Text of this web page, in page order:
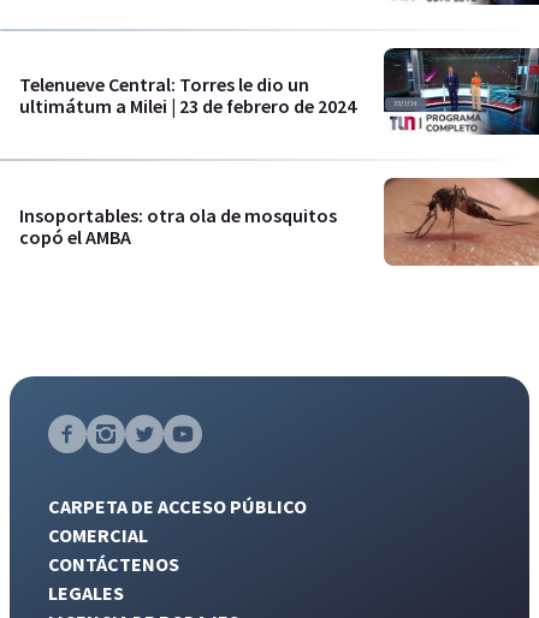
Telenueve Central: Torres le dio un
ultimátum a Milei | 23 de febrero de 2024
Insoportables: otra ola de mosquitos
copó el AMBA
CARPETA DE ACCESO PÚBLICO
COMERCIAL
CONTÁCTENOS
LEGALES